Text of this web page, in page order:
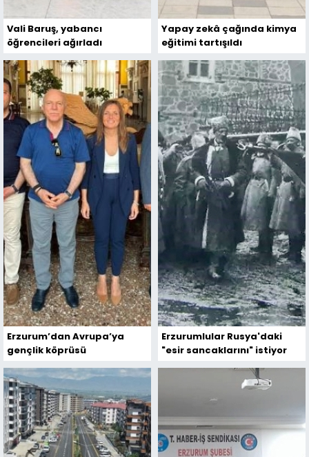
Vali Baruş, yabancı
öğrencileri ağırladı
Yapay zekâ çağında kimya
eğitimi tartışıldı
Erzurum’dan Avrupa’ya
gençlik köprüsü
Erzurumlular Rusya'daki
"esir sancaklarını" istiyor